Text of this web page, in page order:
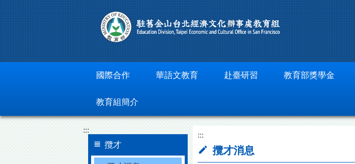
國際合作 華語文教育 赴臺研習 教育部獎學金
教育組簡介
:::
攬才
:::
攬才消息